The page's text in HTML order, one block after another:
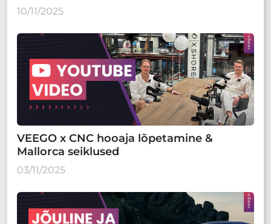
10/11/2025
VEEGO x CNC hooaja lõpetamine &
Mallorca seiklused
03/11/2025